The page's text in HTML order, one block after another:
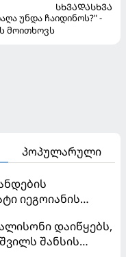
ᲡᲮᲕᲐᲓᲐᲡᲮᲕᲐ
უნდა ჩაიდინოს?" -
მოითხოვს
პოპულარული
იეგოიანის
დაიწყებს,
შანსის